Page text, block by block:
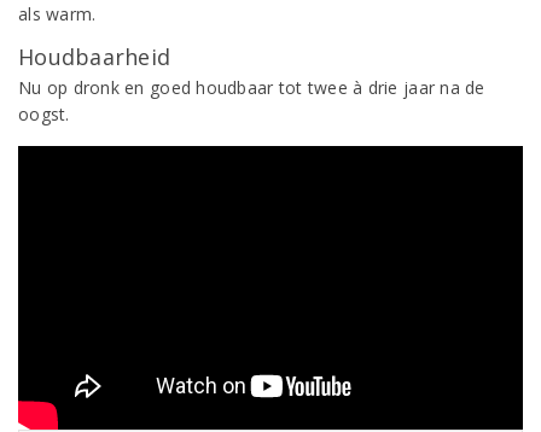
als warm.
Houdbaarheid
Nu op dronk en goed houdbaar tot twee à drie jaar na de
oogst.